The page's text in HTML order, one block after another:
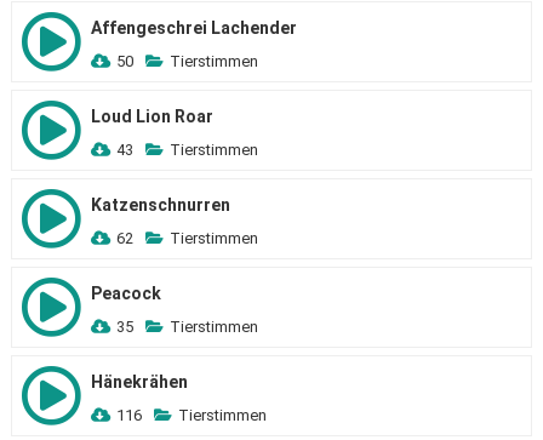
Affengeschrei Lachender
50 Tierstimmen
Loud Lion Roar
43 Tierstimmen
Katzenschnurren
62 Tierstimmen
Peacock
35 Tierstimmen
Hänekrähen
116 Tierstimmen